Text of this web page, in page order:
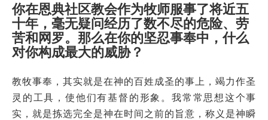
你在恩典社区教会作为牧师服事了将近五
十年，毫无疑问经历了数不尽的危险、劳
苦和网罗。那么在你的坚忍事奉中，什么
对你构成最大的威胁？
教牧事奉，其实就是在神的百姓成圣的事上，竭力作圣
灵的工具，使他们有基督的形象。我常常思想这个事
实，就是拣选完全是神在时间之前的旨意，称义是神瞬